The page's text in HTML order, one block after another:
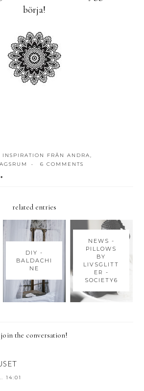
börja!
INSPIRATION FRÅN ANDRA,
• 6 COMMENTS
related entries
DIY -
BALDACHI
NE
NEWS -
PILLOWS
BY
LIVSGLITT
ER -
SOCIETY6
join the conversation!
14:01